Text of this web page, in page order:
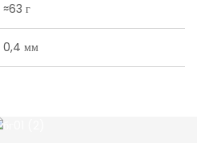
≈63 г
0,4 мм